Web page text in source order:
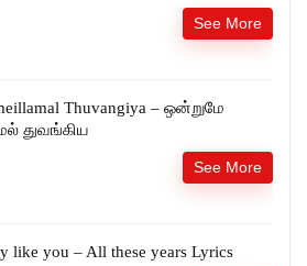
See More
Thuvangiya – ஒன்றுமே
துவங்கிய
See More
like you – All these years Lyrics